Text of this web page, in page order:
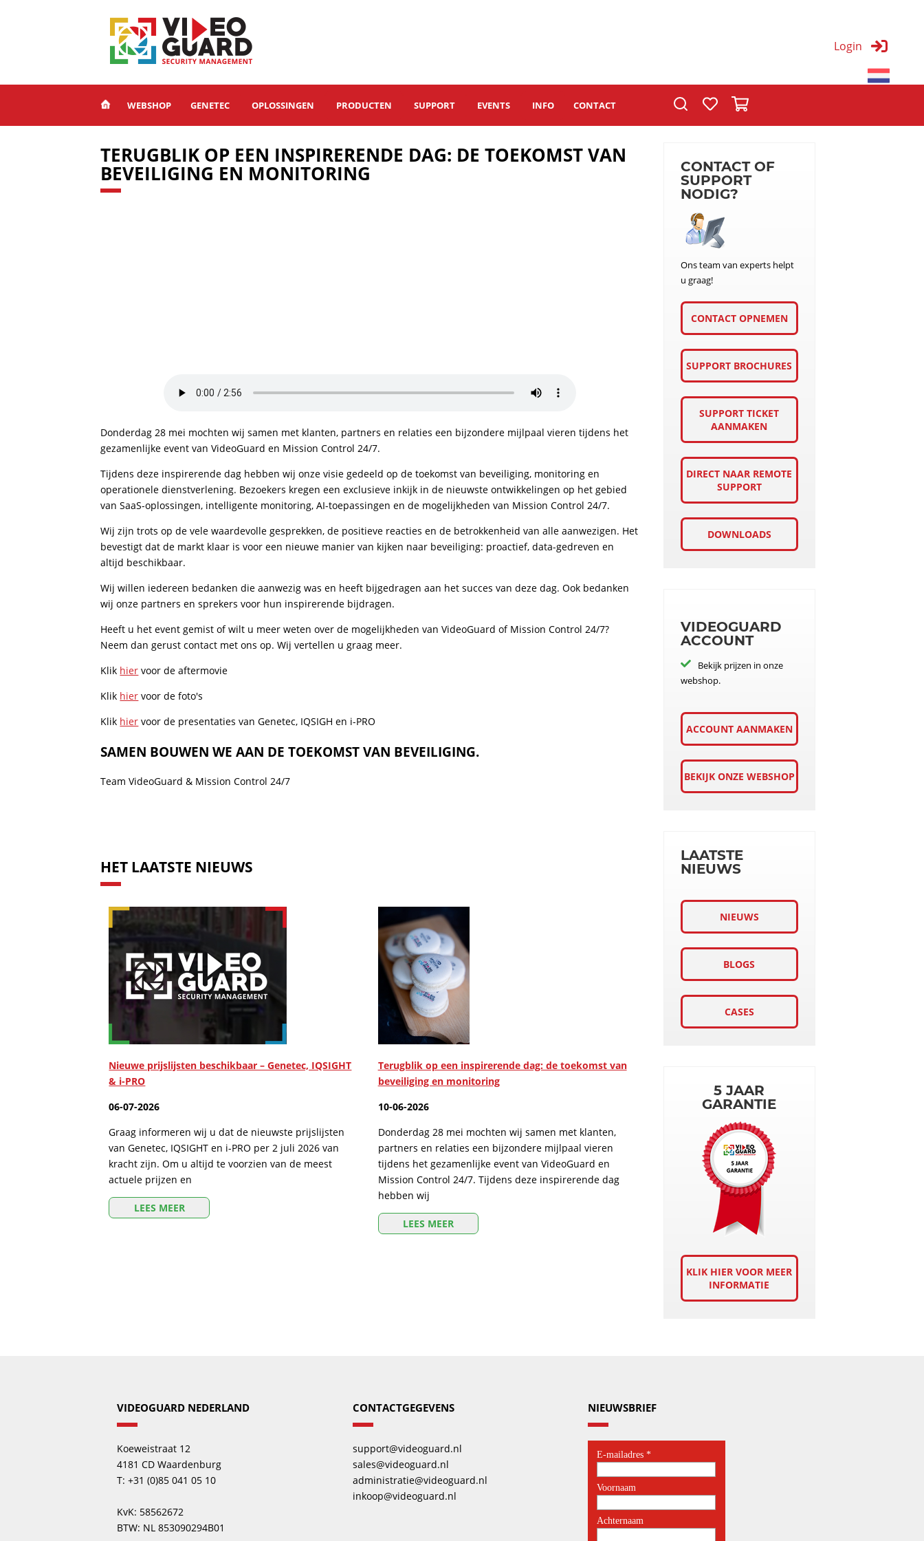
Login
WEBSHOP GENETEC OPLOSSINGEN PRODUCTEN SUPPORT EVENTS INFO CONTACT
TERUGBLIK OP EEN INSPIRERENDE DAG: DE TOEKOMST VAN
BEVEILIGING EN MONITORING
Donderdag 28 mei mochten wij samen met klanten, partners en relaties een bijzondere mijlpaal vieren tijdens het
gezamenlijke event van VideoGuard en Mission Control 24/7.
Tijdens deze inspirerende dag hebben wij onze visie gedeeld op de toekomst van beveiliging, monitoring en
operationele dienstverlening. Bezoekers kregen een exclusieve inkijk in de nieuwste ontwikkelingen op het gebied
van SaaS-oplossingen, intelligente monitoring, AI-toepassingen en de mogelijkheden van Mission Control 24/7.
Wij zijn trots op de vele waardevolle gesprekken, de positieve reacties en de betrokkenheid van alle aanwezigen. Het
bevestigt dat de markt klaar is voor een nieuwe manier van kijken naar beveiliging: proactief, data-gedreven en
altijd beschikbaar.
Wij willen iedereen bedanken die aanwezig was en heeft bijgedragen aan het succes van deze dag. Ook bedanken
wij onze partners en sprekers voor hun inspirerende bijdragen.
Heeft u het event gemist of wilt u meer weten over de mogelijkheden van VideoGuard of Mission Control 24/7?
Neem dan gerust contact met ons op. Wij vertellen u graag meer.
Klik hier voor de aftermovie
Klik hier voor de foto's
Klik hier voor de presentaties van Genetec, IQSIGH en i-PRO
SAMEN BOUWEN WE AAN DE TOEKOMST VAN BEVEILIGING.
Team VideoGuard & Mission Control 24/7
HET LAATSTE NIEUWS
Nieuwe prijslijsten beschikbaar – Genetec, IQSIGHT
& i-PRO
06-07-2026
Graag informeren wij u dat de nieuwste prijslijsten
van Genetec, IQSIGHT en i-PRO per 2 juli 2026 van
kracht zijn. Om u altijd te voorzien van de meest
actuele prijzen en
LEES MEER
Terugblik op een inspirerende dag: de toekomst van
beveiliging en monitoring
10-06-2026
Donderdag 28 mei mochten wij samen met klanten,
partners en relaties een bijzondere mijlpaal vieren
tijdens het gezamenlijke event van VideoGuard en
Mission Control 24/7. Tijdens deze inspirerende dag
hebben wij
LEES MEER
CONTACT OF
SUPPORT
NODIG?
Ons team van experts helpt
u graag!
CONTACT OPNEMEN
SUPPORT BROCHURES
SUPPORT TICKET
AANMAKEN
DIRECT NAAR REMOTE
SUPPORT
DOWNLOADS
VIDEOGUARD
ACCOUNT
Bekijk prijzen in onze
webshop.
ACCOUNT AANMAKEN
BEKIJK ONZE WEBSHOP
LAATSTE
NIEUWS
NIEUWS
BLOGS
CASES
5 JAAR
GARANTIE
KLIK HIER VOOR MEER
INFORMATIE
VIDEOGUARD NEDERLAND
Koeweistraat 12
4181 CD Waardenburg
T: +31 (0)85 041 05 10
KvK: 58562672
BTW: NL 853090294B01
CONTACTGEGEVENS
support@videoguard.nl
sales@videoguard.nl
administratie@videoguard.nl
inkoop@videoguard.nl
NIEUWSBRIEF